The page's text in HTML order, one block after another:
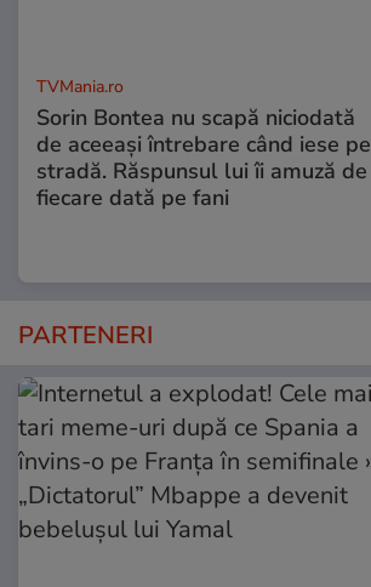
TVMania.ro
Sorin Bontea nu scapă niciodată
de aceeași întrebare când iese pe
stradă. Răspunsul lui îi amuză de
fiecare dată pe fani
PARTENERI